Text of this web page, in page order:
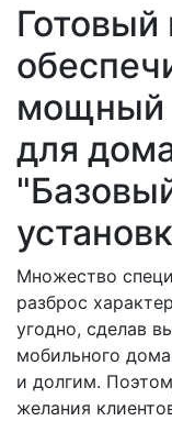
Готовый
мощный
для
Множество
разброс
угодно, сделав
мобильного
и долгим.
желания